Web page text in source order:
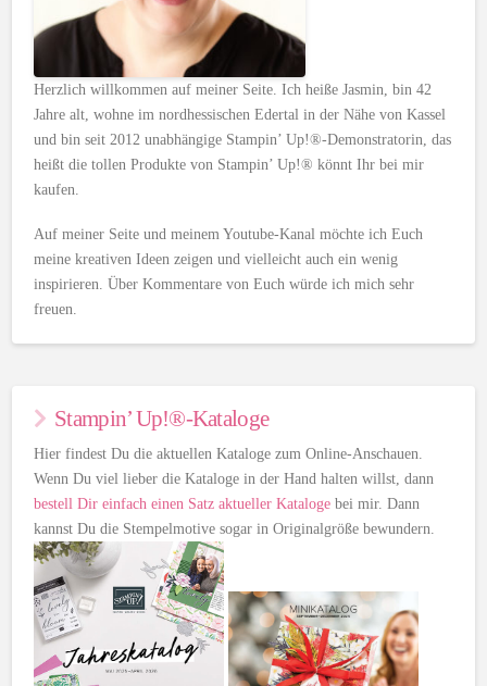
Herzlich willkommen auf meiner Seite. Ich heiße Jasmin, bin 42
Jahre alt, wohne im nordhessischen Edertal in der Nähe von Kassel
und bin seit 2012 unabhängige Stampin’ Up!®-Demonstratorin, das
heißt die tollen Produkte von Stampin’ Up!® könnt Ihr bei mir
kaufen.
Auf meiner Seite und meinem Youtube-Kanal möchte ich Euch
meine kreativen Ideen zeigen und vielleicht auch ein wenig
inspirieren. Über Kommentare von Euch würde ich mich sehr
freuen.
Stampin’ Up!®-Kataloge
Hier findest Du die aktuellen Kataloge zum Online-Anschauen.
Wenn Du viel lieber die Kataloge in der Hand halten willst, dann
bestell Dir einfach einen Satz aktueller Kataloge bei mir. Dann
kannst Du die Stempelmotive sogar in Originalgröße bewundern.